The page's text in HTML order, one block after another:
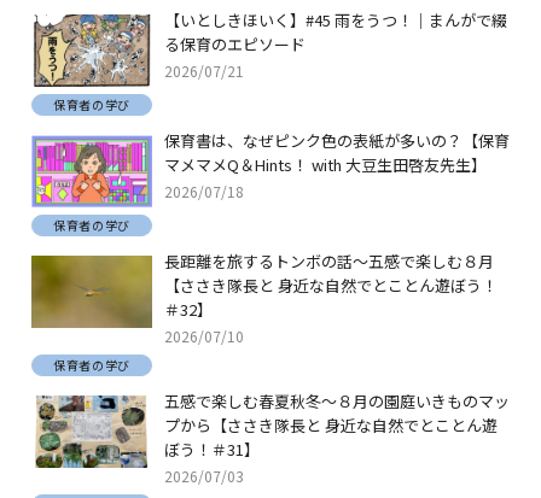
【いとしきほいく】#45 雨をうつ！｜まんがで綴
る保育のエピソード
2026/07/21
保育者の学び
保育書は、なぜピンク色の表紙が多いの？【保育
マメマメQ＆Hints！ with 大豆生田啓友先生】
2026/07/18
保育者の学び
長距離を旅するトンボの話～五感で楽しむ８月
【ささき隊長と 身近な自然でとことん遊ぼう！
＃32】
2026/07/10
保育者の学び
五感で楽しむ春夏秋冬～８月の園庭いきものマッ
プから【ささき隊長と 身近な自然でとことん遊
ぼう！＃31】
2026/07/03